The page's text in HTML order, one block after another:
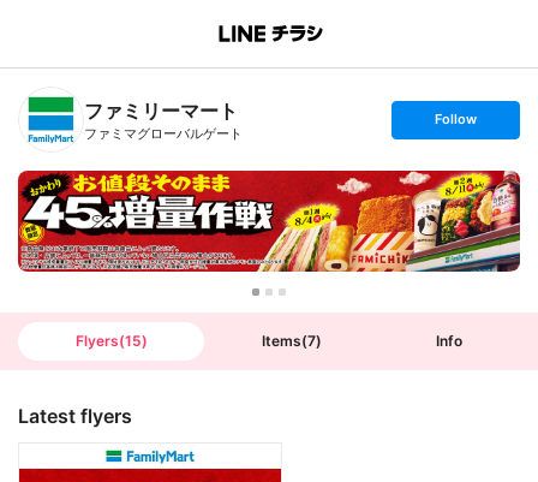
B
n
T
ファミリーマート
ファミマグローバルゲート
s
t
o
l
l
o
w
Follow
Flyers(15) Items(7) Info
Latest flyers